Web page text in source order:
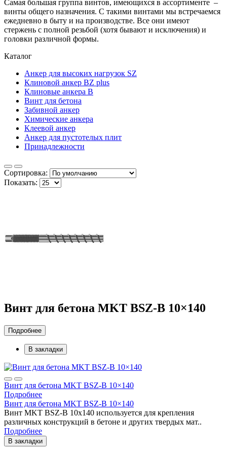
Самая большая группа винтов, имеющихся в ассортименте –
винты общего назначения. C такими винтами мы встречаемся
ежедневно в быту и на производстве. Все они имеют
стержень с полной резьбой (хотя бывают и исключения) и
головки различной формы.
Каталог
Анкер для высоких нагрузок SZ
Клиновой анкер BZ plus
Клиновые анкера В
Винт для бетона
Забивной анкер
Химические анкера
Клеевой анкер
Анкеp для пустотелых плит
Принадлежности
Сортировка:
Показать:
Винт для бетона MKT BSZ-B 10×140
Подробнее
В закладки
Винт для бетона MKT BSZ-B 10×140
Подробнее
Винт для бетона MKT BSZ-B 10×140
Винт MKT BSZ-B 10x140 используется для крепления
различных конструкций в бетоне и других твердых мат..
Подробнее
В закладки